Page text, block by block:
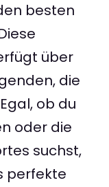
besten
über
die
ob du
oder die
suchst,
perfekte